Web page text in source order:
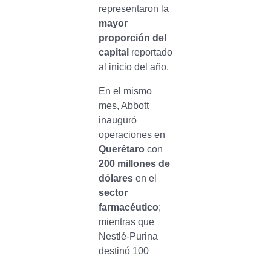
representaron la
mayor
proporción del
capital reportado
al inicio del año.
En el mismo
mes, Abbott
inauguró
operaciones en
Querétarocon
200 millones de
dólaresen el
sector
farmacéutico;
mientras que
Nestlé-Purina
destinó 100